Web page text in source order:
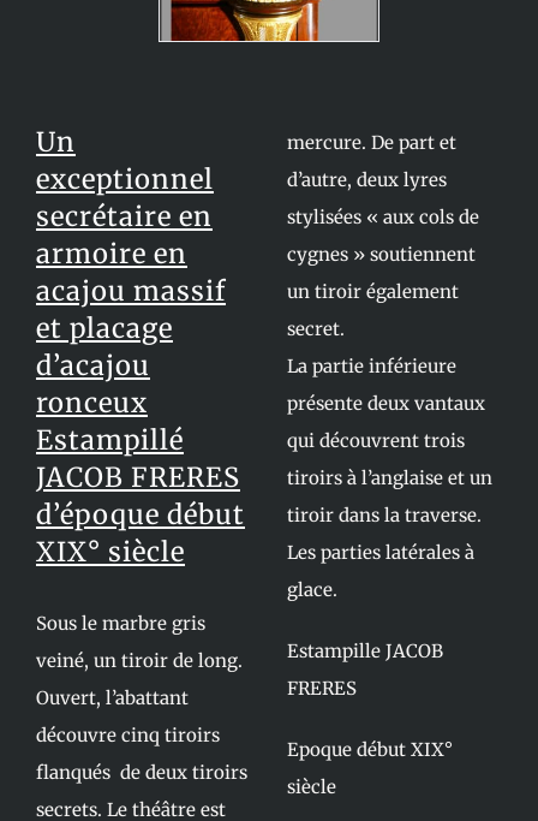
Un
exceptionnel
secrétaire en
armoire en
acajou massif
et placage
d’acajou
ronceux
Estampillé
JACOB FRERES
d’époque début
XIX° siècle
Sous le marbre gris
veiné, un tiroir de long.
Ouvert, l’abattant
découvre cinq tiroirs
flanqués de deux tiroirs
secrets. Le théâtre est
mercure. De part et
d’autre, deux lyres
stylisées « aux cols de
cygnes » soutiennent
un tiroir également
secret.
La partie inférieure
présente deux vantaux
qui découvrent trois
tiroirs à l’anglaise et un
tiroir dans la traverse.
Les parties latérales à
glace.
Estampille JACOB
FRERES
Epoque début XIX°
siècle